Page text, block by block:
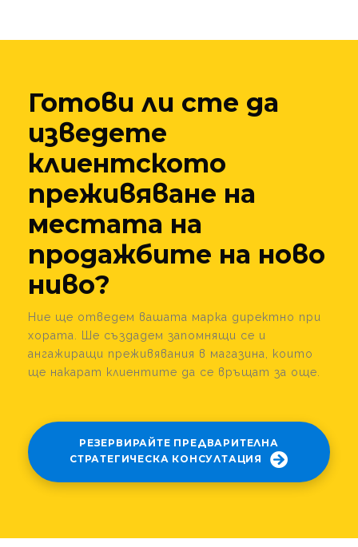
Готови ли сте да
изведете
клиентското
преживяване на
местата на
продажбите на ново
ниво?
Ние ще отведем вашата марка директно при
хората. Ше създадем запомнящи се и
ангажиращи преживявания в магазина, които
ще накарат клиентите да се връщат за още.
РЕЗЕРВИРАЙТЕ ПРЕДВАРИТЕЛНА
СТРАТЕГИЧЕСКА КОНСУЛТАЦИЯ